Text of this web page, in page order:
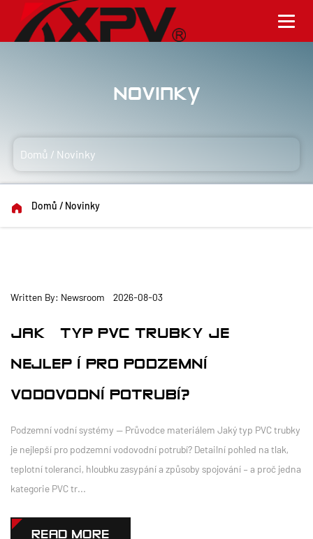
Novinky
Domů / Novinky
Domů / Novinky
Written By: Newsroom 2026-08-03
JAKÝ TYP PVC TRUBKY JE
NEJLEPŠÍ PRO PODZEMNÍ
VODOVODNÍ POTRUBÍ?
Podzemní vodní systémy — Průvodce materiálem Jaký typ PVC trubky
je nejlepší pro podzemní vodovodní potrubí? Detailní pohled na tlak,
teplotní toleranci, hloubku zasypání a způsoby spojování – a proč jedna
kategorie PVC tr...
READ MORE